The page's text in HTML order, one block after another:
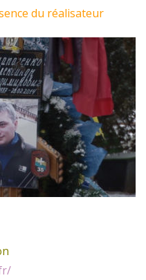
du réalisateur